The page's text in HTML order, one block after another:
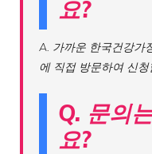
요?
A. 가까운 한국건강가
에 직접 방문하여 신청
Q. 문의
요?